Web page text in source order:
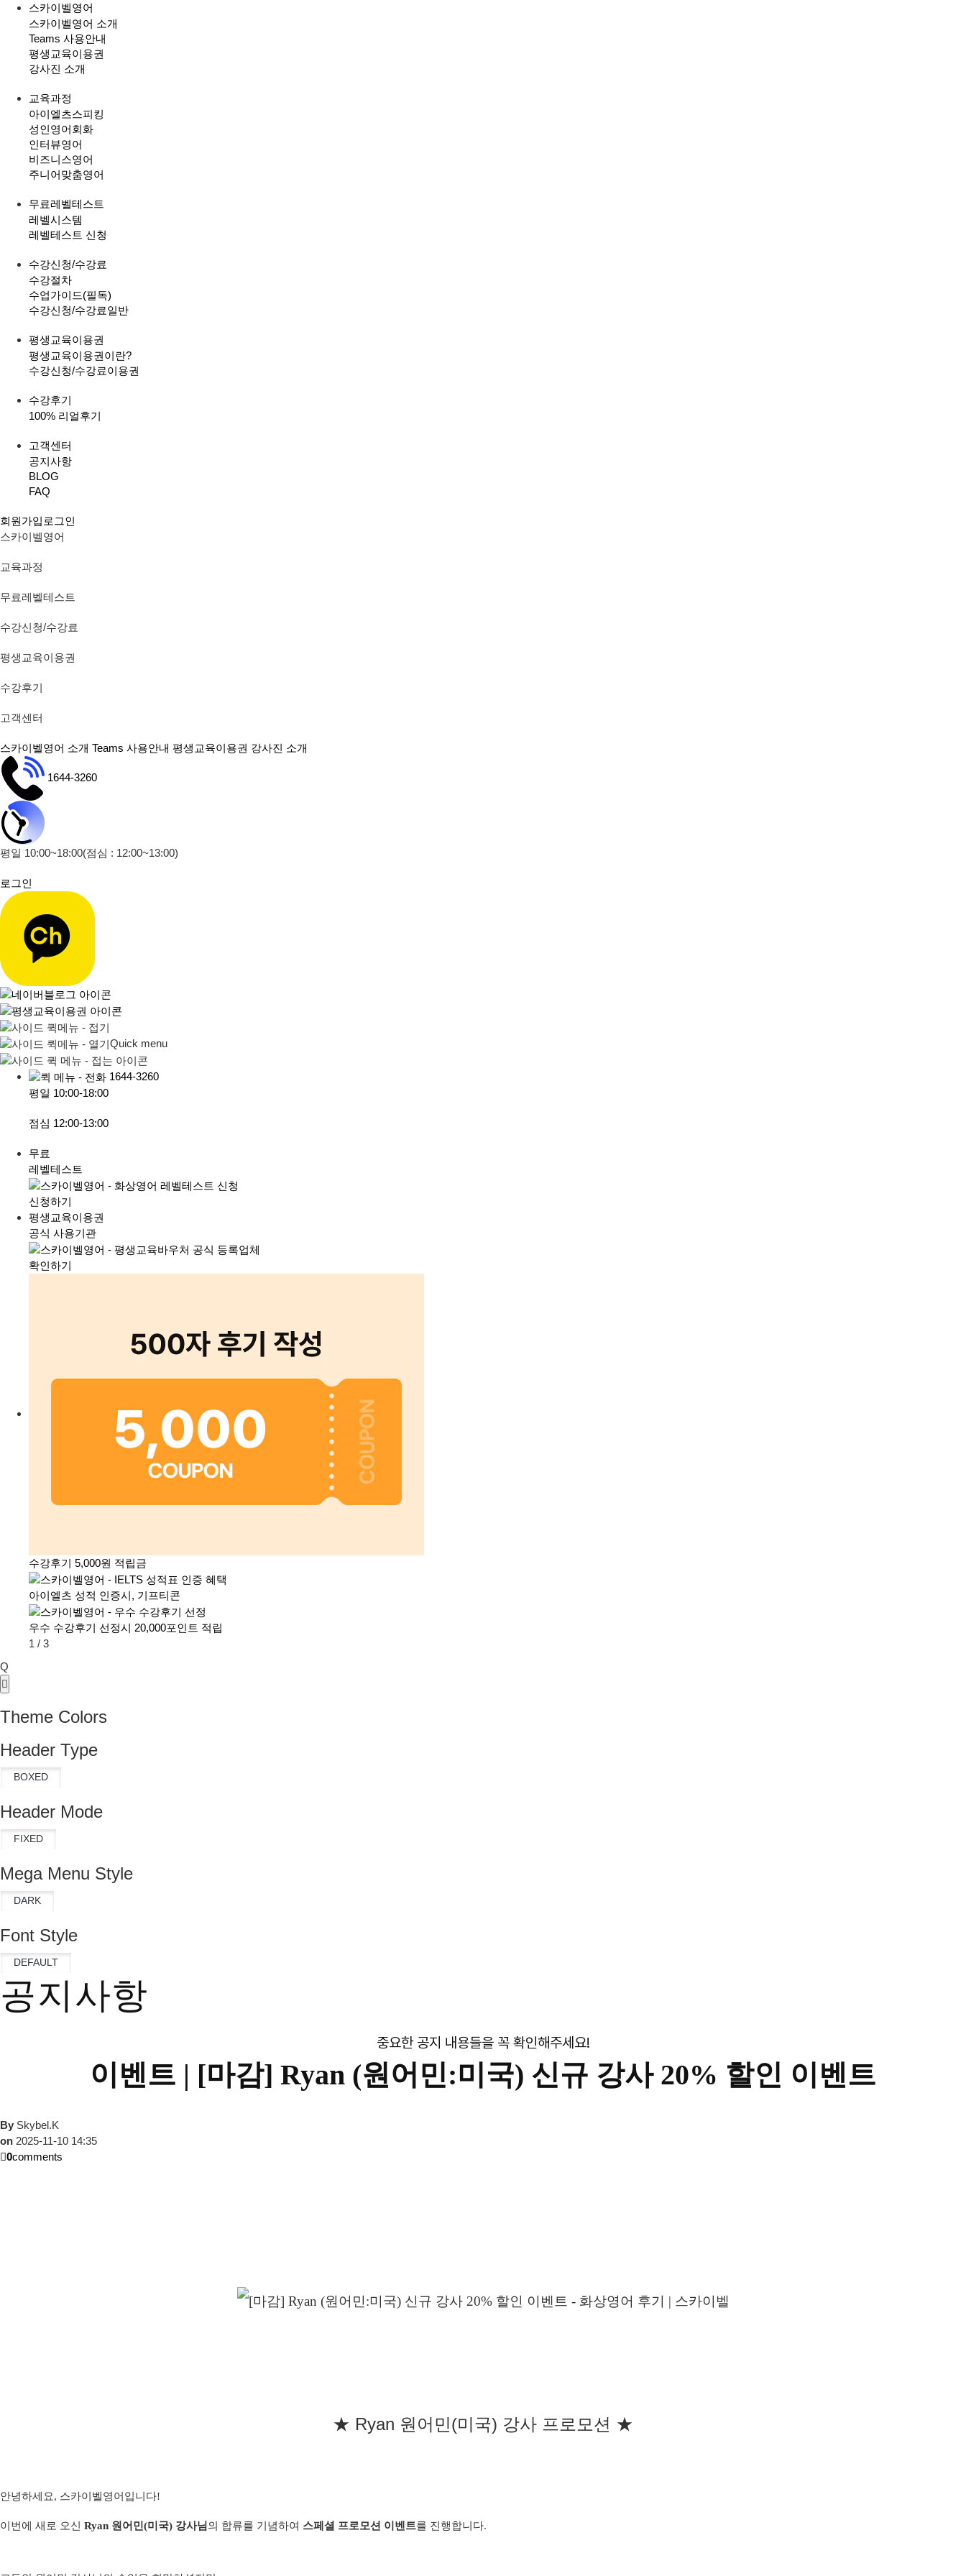
스카이벨영어
스카이벨영어 소개
Teams 사용안내
평생교육이용권
강사진 소개
교육과정
아이엘츠스피킹
성인영어회화
인터뷰영어
비즈니스영어
주니어맞춤영어
무료레벨테스트
레벨시스템
레벨테스트 신청
수강신청/수강료
수강절차
수업가이드(필독)
수강신청/수강료일반
평생교육이용권
평생교육이용권이란?
수강신청/수강료이용권
수강후기
100% 리얼후기
고객센터
공지사항
BLOG
FAQ
회원가입 로그인
스카이벨영어
교육과정
무료레벨테스트
수강신청/수강료
평생교육이용권
수강후기
고객센터
스카이벨영어 소개 Teams 사용안내 평생교육이용권 강사진 소개
1644-3260
평일 10:00~18:00(점심 : 12:00~13:00)
로그인
Quick menu
1644-3260
평일 10:00-18:00
점심 12:00-13:00
무료
레벨테스트
신청하기
평생교육이용권
공식 사용기관
확인하기
수강후기 5,000원 적립금
아이엘츠 성적 인증시, 기프티콘
우수 수강후기 선정시 20,000포인트 적립
1 / 3
Q
Theme Colors
Header Type
Header Mode
Mega Menu Style
Font Style
공지사항
중요한 공지 내용들을 꼭 확인해주세요!
이벤트 | [마감] Ryan (원어민:미국) 신규 강사 20% 할인 이벤트
By Skybel.K
on 2025-11-10 14:35
0comments
★ Ryan 원어민(미국) 강사 프로모션 ★
안녕하세요, 스카이벨영어입니다!
이번에 새로 오신 Ryan 원어민(미국) 강사님의 합류를 기념하여 스페셜 프로모션 이벤트를 진행합니다.